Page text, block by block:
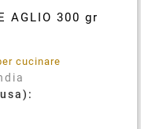
AGLIO 300 gr
cucinare